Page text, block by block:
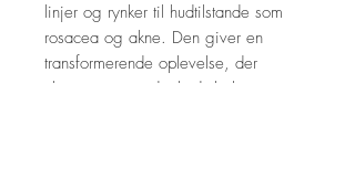
linjer og rynker til hudtilstande som
rosacea og akne. Den giver en
transformerende oplevelse, der
tilpasses netop din huds behov.